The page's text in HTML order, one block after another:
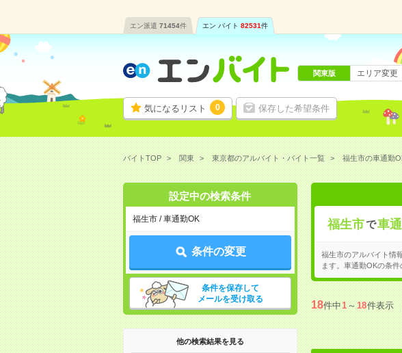
エン派遣 71454件 エン バイト 82531件
気になるリスト 0 保存した希望条件
関東版 エリア変更
バイトTOP 関東 東京都のアルバイト・バイト一覧 福生市の車通勤
設定中の検索条件
福生市 / 車通勤OK
条件の変更
条件を保存して
メールを受け取る
他の検索結果を見る
福生市で車
福生市のアルバイト情
ます。車通勤OKの条件
18件中1～18件表示